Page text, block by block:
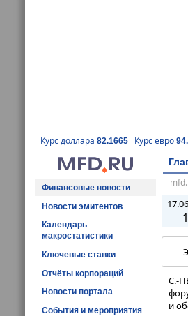
Курс доллара 82.1665 Курс евро
Финансовые новости
Новости эмитентов
Календарь
макростатистики
Ключевые ставки
Отчёты корпораций
Новости портала
События и мероприятия
С.-
и